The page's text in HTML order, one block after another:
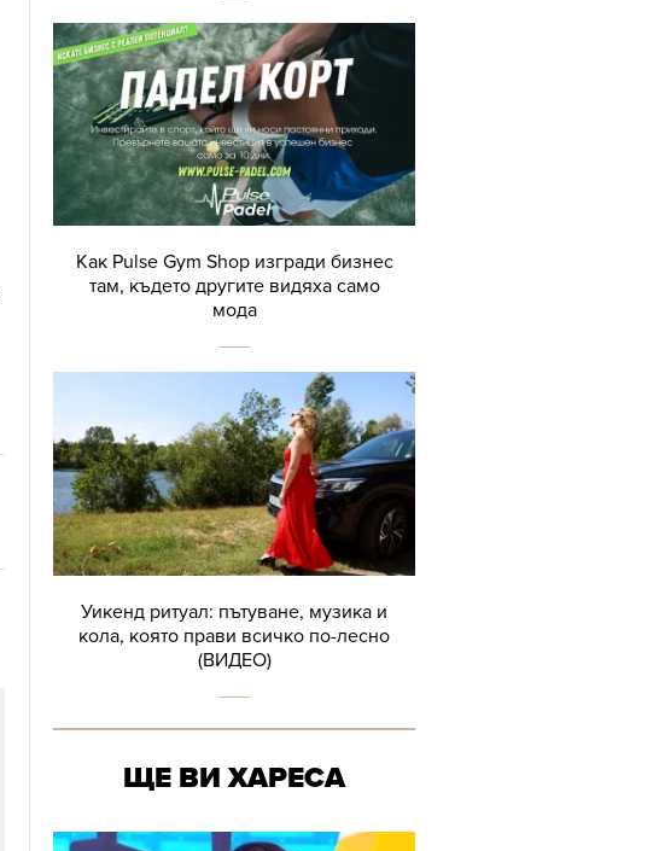
Как Pulse Gym Shop изгради бизнес
там, където другите видяха само
мода
Уикенд ритуал: пътуване, музика и
кола, която прави всичко по-лесно
(ВИДЕО)
ЩЕ ВИ ХАРЕСА